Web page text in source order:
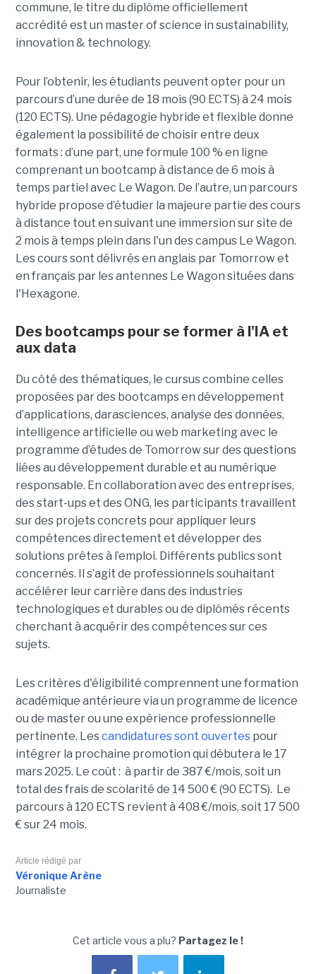
commune, le titre du diplôme officiellement
accrédité est un master of science in sustainability,
innovation & technology.
Pour l’obtenir, les étudiants peuvent opter pour un
parcours d’une durée de 18 mois (90 ECTS) à 24 mois
(120 ECTS). Une pédagogie hybride et flexible donne
également la possibilité de choisir entre deux
formats : d’une part, une formule 100 % en ligne
comprenant un bootcamp à distance de 6 mois à
temps partiel avec Le Wagon. De l’autre, un parcours
hybride propose d’étudier la majeure partie des cours
à distance tout en suivant une immersion sur site de
2 mois à temps plein dans l'un des campus Le Wagon.
Les cours sont délivrés en anglais par Tomorrow et
en français par les antennes Le Wagon situées dans
l'Hexagone.
Des bootcamps pour se former à l'IA et
aux data
Du côté des thématiques, le cursus combine celles
proposées par des bootcamps en développement
d’applications, darasciences, analyse des données,
intelligence artificielle ou web marketing avec le
programme d’études de Tomorrow sur des questions
liées au développement durable et au numérique
responsable. En collaboration avec des entreprises,
des start-ups et des ONG, les participants travaillent
sur des projets concrets pour appliquer leurs
compétences directement et développer des
solutions prêtes à l’emploi. Différents publics sont
concernés. Il s’agit de professionnels souhaitant
accélérer leur carrière dans des industries
technologiques et durables ou de diplômés récents
cherchant à acquérir des compétences sur ces
sujets.
Les critères d'éligibilité comprennent une formation
académique antérieure via un programme de licence
ou de master ou une expérience professionnelle
pertinente. Lescandidatures sont ouvertespour
intégrer la prochaine promotion qui débutera le 17
mars 2025. Le coût : à partir de 387 €/mois, soit un
total des frais de scolarité de 14 500 € (90 ECTS). Le
parcours à 120 ECTS revient à 408 €/mois, soit 17 500
€ sur 24 mois.
Article rédigé par
Véronique Arène
Journaliste
Cet article vous a plu? Partagez le !